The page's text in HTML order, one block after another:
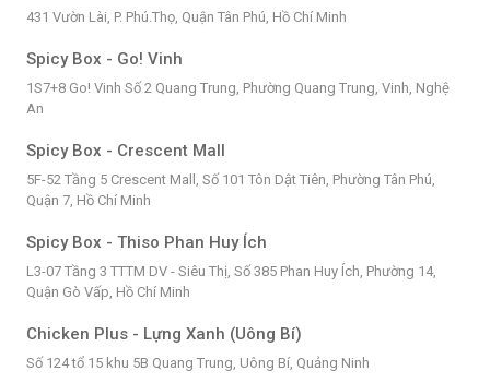
431 Vườn Lài, P. Phú.Thọ, Quận Tân Phú, Hồ Chí Minh
Spicy Box - Go! Vinh
1S7+8 Go! Vinh Số 2 Quang Trung, Phường Quang Trung, Vinh, Nghệ
An
Spicy Box - Crescent Mall
5F-52 Tầng 5 Crescent Mall, Số 101 Tôn Dật Tiên, Phường Tân Phú,
Quận 7, Hồ Chí Minh
Spicy Box - Thiso Phan Huy Ích
L3-07 Tầng 3 TTTM DV - Siêu Thị, Số 385 Phan Huy Ích, Phường 14,
Quận Gò Vấp, Hồ Chí Minh
Chicken Plus - Lựng Xanh (Uông Bí)
Số 124 tổ 15 khu 5B Quang Trung, Uông Bí, Quảng Ninh